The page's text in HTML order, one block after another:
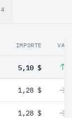
4
IMPORTE
5,10 $
1,28 $
1,28 $